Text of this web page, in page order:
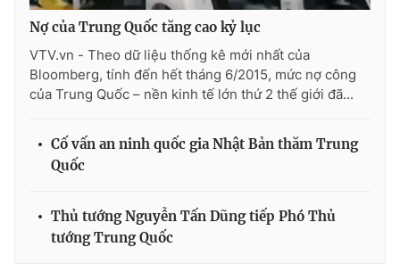
Nợ của Trung Quốc tăng cao kỷ lục
VTV.vn - Theo dữ liệu thống kê mới nhất của
Bloomberg, tính đến hết tháng 6/2015, mức nợ công
của Trung Quốc – nền kinh tế lớn thứ 2 thế giới đã...
Cố vấn an ninh quốc gia Nhật Bản thăm Trung
Quốc
Thủ tướng Nguyễn Tấn Dũng tiếp Phó Thủ
tướng Trung Quốc